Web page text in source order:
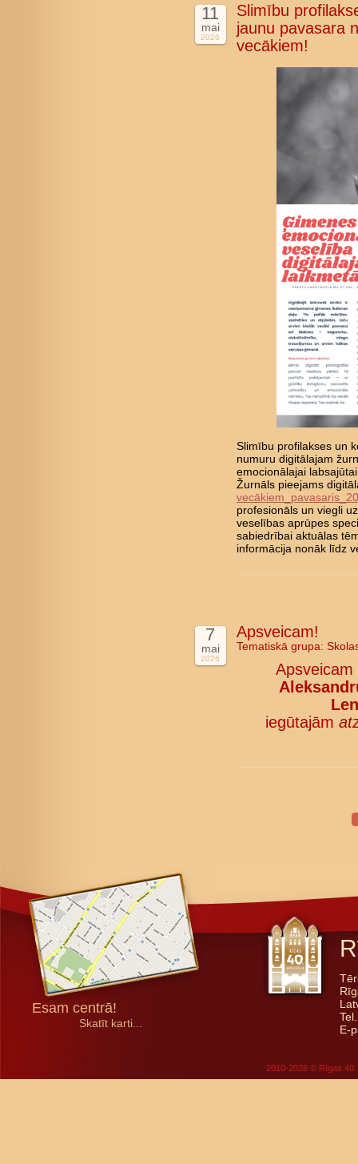
11
mai
2026
Slimību
jaunu pavasara
vecākiem!
Slimību profilakses un
numuru digitālajam
emocionālajai
Žurnāls pieejams
profesionāls un viegli
veselības aprūpes
sabiedrībai aktuālas
informācija nonāk
7
mai
2026
Apsveicam!
Tematiskā grupa:
Apsveicam
iegūtajām
Esam centrā!
Skatīt karti...
E-
2010-2026 © Rīgas